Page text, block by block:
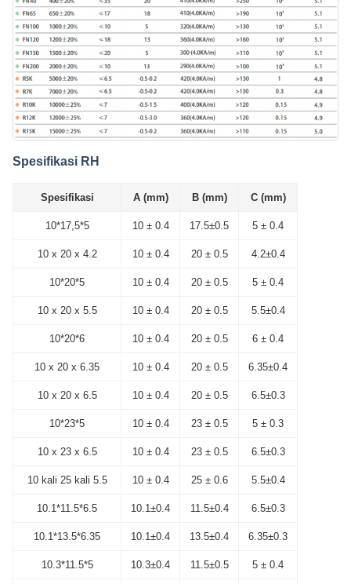
Spesifikasi RH
Spesifikasi A (mm) B (mm) C (mm)
10*17,5*5 10 ± 0.4 17.5±0.5 5 ± 0.4
10 x 20 x 4.2 10 ± 0.4 20 ± 0.5 4.2±0.4
10*20*5 10 ± 0.4 20 ± 0.5 5 ± 0.4
10 x 20 x 5.5 10 ± 0.4 20 ± 0.5 5.5±0.4
10*20*6 10 ± 0.4 20 ± 0.5 6 ± 0.4
10 x 20 x 6.35 10 ± 0.4 20 ± 0.5 6.35±0.4
10 x 20 x 6.5 10 ± 0.4 20 ± 0.5 6.5±0.3
10*23*5 10 ± 0.4 23 ± 0.5 5 ± 0.3
10 x 23 x 6.5 10 ± 0.4 23 ± 0.5 6.5±0.3
10 kali 25 kali 5.5 10 ± 0.4 25 ± 0.6 5.5±0.4
10.1*11.5*6.5 10.1±0.4 11.5±0.4 6.5±0.3
10.1*13.5*6.35 10.1±0.4 13.5±0.4 6.35±0.3
10.3*11.5*5 10.3±0.4 11.5±0.5 5 ± 0.4